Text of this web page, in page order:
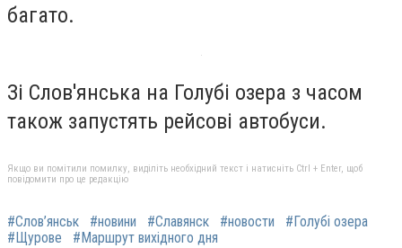
багато.
Зі Слов'янська на Голубі озера з часом
також запустять рейсові автобуси.
Якщо ви помітили помилку, виділіть необхідний текст і натисніть Ctrl + Enter, щоб
повідомити про це редакцію
#Слов’янськ #новини #Славянск #новости
#Голубі озера
#Щурове
#Маршрут вихідного дня